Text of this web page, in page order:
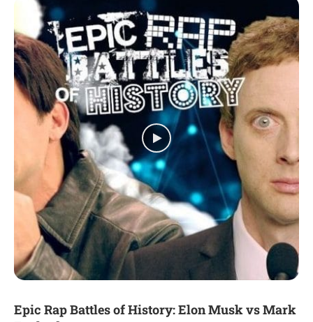
Epic Rap Battles of History: Elon Musk vs Mark